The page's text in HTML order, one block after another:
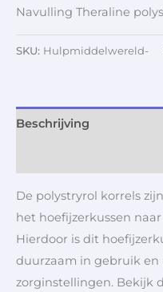
Navulling Theraline
SKU: Hulpmiddelwereld-
Beschrijving
De polystryrol korrels
het hoefijzerkussen
Hierdoor is dit
duurzaam in gebruik
zorginstellingen. Bekijk